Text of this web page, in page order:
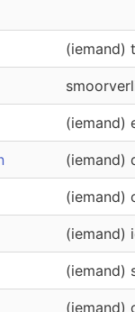
(iemand)
(iemand)
(iemand)
(iemand)
(iemand)
(iemand)
(iemand)